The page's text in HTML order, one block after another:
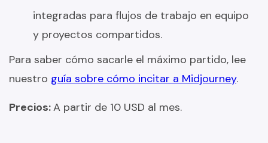
integradas para flujos de trabajo en equipo
y proyectos compartidos.
Para saber cómo sacarle el máximo partido, lee
nuestro guía sobre cómo incitar a Midjourney.
Precios:A partir de 10 USD al mes.